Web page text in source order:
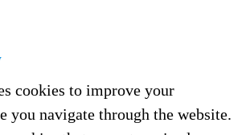
cookies to improve your
you navigate through the website.